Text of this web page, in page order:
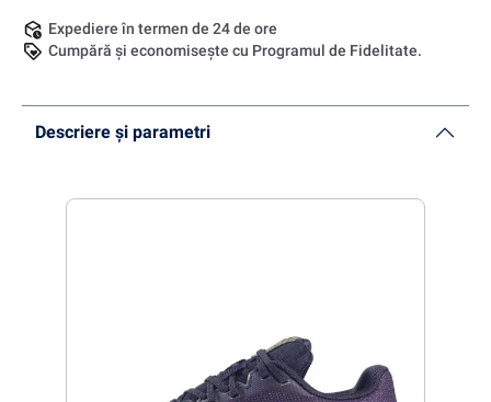
Expediere în termen de 24 de ore
Cumpără și economisește cu Programul de Fidelitate.
Descriere și parametri